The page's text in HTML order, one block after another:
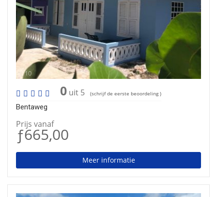
10
0 uit 5 (schrijf de eerste beoordeling )
Bentaweg
Prijs vanaf
ƒ665,00
Meer informatie